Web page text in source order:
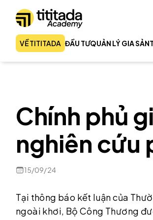
VỀ TITITADA ĐẦU TƯQUẢN LÝ GIA SẢN
Chính phủ
nghiên cứu
15/09/24
Tại thông báo kết luận của
ngoài khơi, Bộ Công Thương